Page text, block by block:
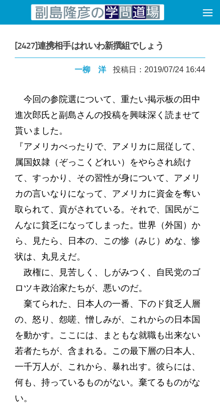
コンテンツへスキップ
[2427]連携相手はれいわ新撰組でしょう
一柳 洋 投稿日：2019/07/24 16:44
今回の参院選について、重たい掲示板の田中
進次郎氏と副島さんの投稿を興味深く読ませて
貰いました。
『アメリカべったりで、アメリカに屈従して、
属国奴隷（ぞっこくどれい）をやらされ続け
て、すっかり、その習性が身について、アメリ
カの言いなりになって、アメリカに資金を奪い
取られて、貢がされている。それで、国民がこ
んなに貧乏になってしまった。世界（外国）か
ら、見たら、日本の、この惨（みじ）めな、惨
状は、丸見えだ。
政権に、見苦しく、しがみつく、自民党のゴ
ロツキ政治家たちが、悪いのだ。
棄てられた、日本人の一番、下のド貧乏人層
の、怒り、怨嗟、憎しみが、これからの日本国
を動かす。ここには、まともな就職も出来ない
若者たちが、含まれる。この最下層の日本人、
一千万人が、これから、暴れ出す。彼らには、
何も、持っているものがない。棄てるものがな
い。